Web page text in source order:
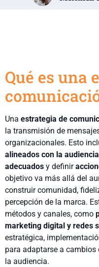
Qué es una
Una estrategia de
la transmisión de
organizacionales. Esto
alineados con la audiencia
adecuados y definir
objetivo va más allá del
construir comunidad,
percepción de la marca.
métodos y canales, como
marketing digital y redes
estratégica,
para adaptarse a cambios
la audiencia.